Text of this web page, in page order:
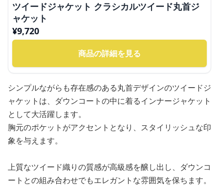
ツイードジャケット クラシカルツイード丸首ジ
ャケット
¥9,720
商品の詳細を見る
シンプルながらも存在感のある丸首デザインのツイードジ
ャケットは、ダウンコートの中に着るインナージャケット
として大活躍します。
胸元のポケットがアクセントとなり、スタイリッシュな印
象を与えます。
上質なツイード織りの質感が高級感を醸し出し、ダウンコ
ートとの組み合わせでもエレガントな雰囲気を保ちます。